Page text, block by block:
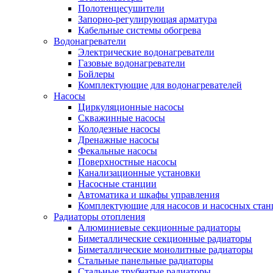
Полотенцесушители
Запорно-регулирующая арматура
Кабельные системы обогрева
Водонагреватели
Электрические водонагреватели
Газовые водонагреватели
Бойлеры
Комплектующие для водонагревателей
Насосы
Циркуляционные насосы
Скважинные насосы
Колодезные насосы
Дренажные насосы
Фекальные насосы
Поверхностные насосы
Канализационные установки
Насосные станции
Автоматика и шкафы управления
Комплектующие для насосов и насосных
Радиаторы отопления
Алюминиевые секционные радиаторы
Биметаллические секционные радиаторы
Биметаллические монолитные радиаторы
Стальные панельные радиаторы